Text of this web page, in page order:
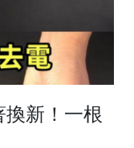
新！一根